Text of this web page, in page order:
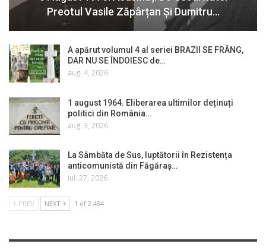
Preotul Vasile Zăpârțan Și Dumitru…
A apărut volumul 4 al seriei BRAZII SE FRÂNG,
DAR NU SE ÎNDOIESC de…
aug. 4, 2026
1 august 1964. Eliberarea ultimilor deținuți
politici din România…
aug. 3, 2026
La Sâmbăta de Sus, luptătorii în Rezistența
anticomunistă din Făgăraș…
iul. 27, 2026
PREV NEXT 1 of 2.484